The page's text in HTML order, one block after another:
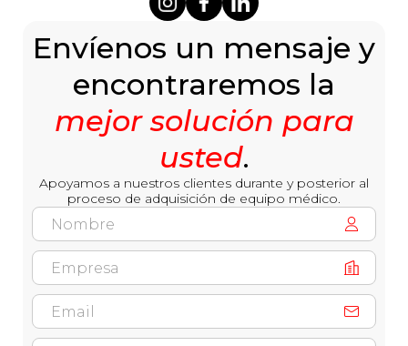
Envíenos un mensaje y
encontraremos la
mejor solución para
usted.
Apoyamos a nuestros clientes durante y posterior al
proceso de adquisición de equipo médico.